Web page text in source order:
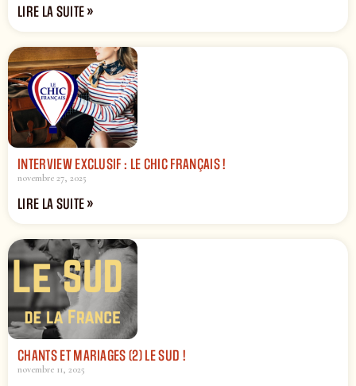
LIRE LA SUITE »
INTERVIEW EXCLUSIF : LE CHIC FRANÇAIS !
novembre 27, 2025
LIRE LA SUITE »
CHANTS ET MARIAGES (2) LE SUD !
novembre 11, 2025